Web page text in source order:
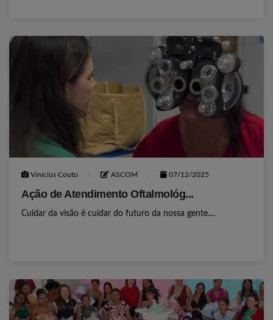
Vinícius Couto ASCOM 07/12/2025
Ação de Atendimento Oftalmológ...
Cuidar da visão é cuidar do futuro da nossa gente....